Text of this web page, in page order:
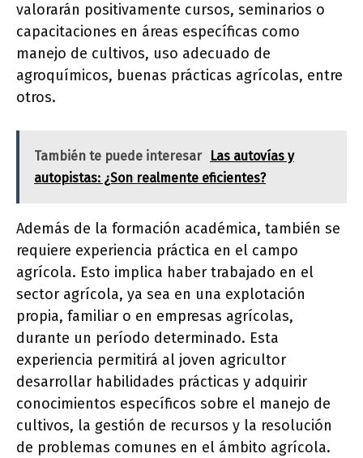
valorarán positivamente cursos, seminarios o
capacitaciones en áreas específicas como
manejo de cultivos, uso adecuado de
agroquímicos, buenas prácticas agrícolas, entre
otros.
También te puede interesar
Las autovías y
autopistas: ¿Son realmente eficientes?
Además de la formación académica, también se
requiere experiencia práctica en el campo
agrícola. Esto implica haber trabajado en el
sector agrícola, ya sea en una explotación
propia, familiar o en empresas agrícolas,
durante un período determinado. Esta
experiencia permitirá al joven agricultor
desarrollar habilidades prácticas y adquirir
conocimientos específicos sobre el manejo de
cultivos, la gestión de recursos y la resolución
de problemas comunes en el ámbito agrícola.